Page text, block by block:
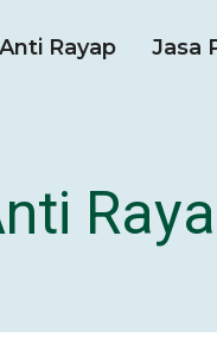
Rayap Jasa